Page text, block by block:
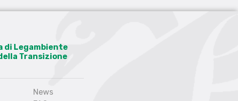
di Legambiente
Transizione
News